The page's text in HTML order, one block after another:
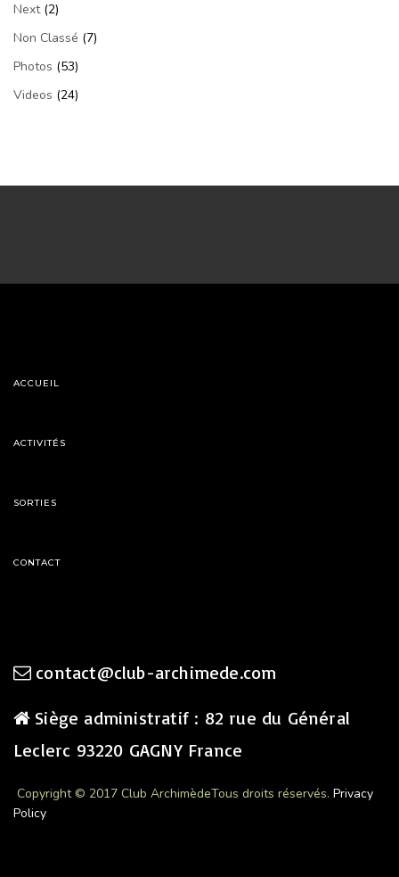
Next(2)
Non Classé (7)
Photos (53)
Videos (24)
ACCUEIL
ACTIVITÉS
SORTIES
CONTACT
contact@club-archimede.com
Siège administratif : 82 rue du Général
Leclerc 93220 GAGNY France
Copyright © 2017 Club ArchimèdeTous droits réservés. Privacy
Policy